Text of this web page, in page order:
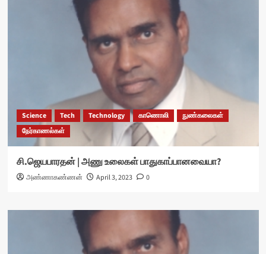
Science Tech Technology காணொலி
நுண்கலைகள்
நேர்காணல்கள்
சி.ஜெயபாரதன் | அணு உலைகள் பாதுகாப்பானவையா?
அண்ணாகண்ணன் April 3, 2023 0